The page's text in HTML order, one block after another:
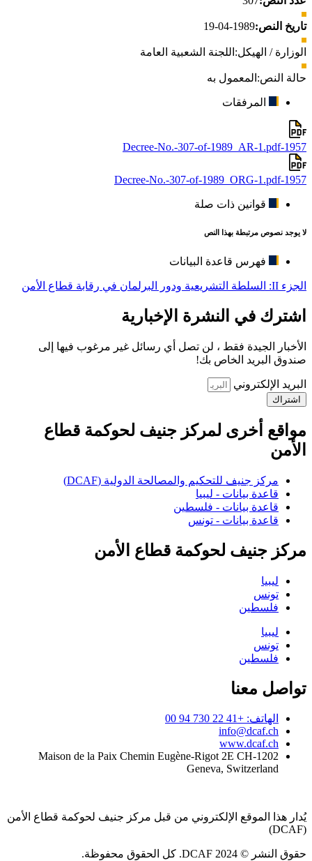
تاريخ النص:1989-04-19
الوزارة / الهيكل: اللجنة الشعبية العامة
حالة النص: المعمول به
المرفقات
1957-Decree-No.-307-of-1989_AR-1.pdf
1957-Decree-No.-307-of-1989_ORG-1.pdf
قوانين ذات صلة
لا يوجد نصوص مرتبطة بهذا النص
فهرس قاعدة البيانات
الجزء II: السلطة التشريعية ودور البرلمان في رقابة قطاع الأمن
اشترك في النشرة الإخبارية
الأخبار الجيدة فقط ، لن تصل أي رسائل غير مرغوب فيها إلى
صندوق البريد الخاص بك!
البريد الإلكتروني
اشتراك
مواقع أخرى لمركز جنيف لحوكمة قطاع
الأمن
مركز جنيف للتحكيم والمصالحة الدولية (DCAF)
قاعدة بيانات - ليبيا
قاعدة بيانات - فلسطين
قاعدة بيانات - تونس
مركز جنيف لحوكمة قطاع الأمن
ليبيا
تونس
فلسطين
ليبيا
تونس
فلسطين
تواصل معنا
الهاتف: +41 22 730 94 00
info@dcaf.ch
www.dcaf.ch
Maison de la Paix Chemin Eugène-Rigot 2E CH-1202
Geneva, Switzerland
يُدار هذا الموقع الإلكتروني من قبل مركز جنيف لحوكمة قطاع الأمن
(DCAF)
حقوق النشر © 2024 DCAF. كل الحقوق محفوظة.